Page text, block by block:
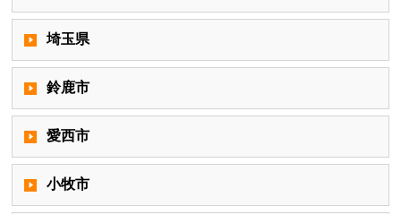
埼玉県
鈴鹿市
愛西市
小牧市